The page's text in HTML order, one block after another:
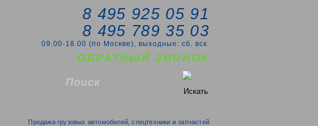
8 495 925 05 91
8 495 789 35 03
09.00-18.00 (по Москве), выходные: сб. вск.
ОБРАТНЫЙ ЗВОНОК
Продажа грузовых автомобилей, спецтехники и запчастей